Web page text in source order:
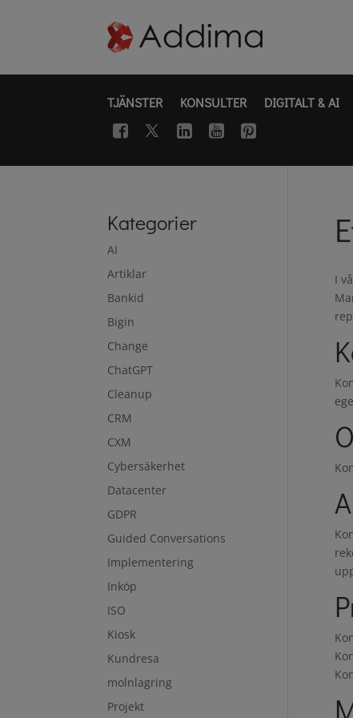
TJÄNSTER KONSULTER DIGITALT & AI
I
Kategorier
AI
Artiklar
Bankid
Bigin
Change
ChatGPT
Cleanup
CRM
CXM
Cybersäkerhet
Datacenter
GDPR
Guided Conversations
Implementering
Inköp
ISO
Kiosk
Kundresa
molnlagring
Projekt